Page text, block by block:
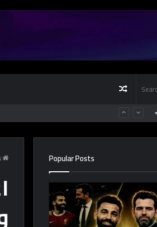
Random
Article
Popular Posts